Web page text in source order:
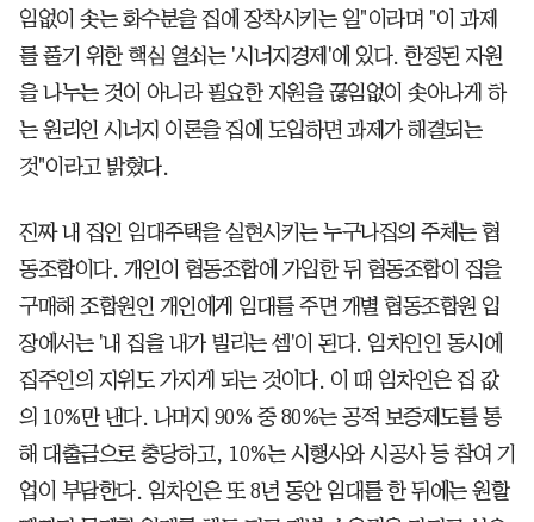
임없이 솟는 화수분을 집에 장착시키는 일"이라며 "이 과제
를 풀기 위한 핵심 열쇠는 '시너지경제'에 있다. 한정된 자원
을 나누는 것이 아니라 필요한 자원을 끊임없이 솟아나게 하
는 원리인 시너지 이론을 집에 도입하면 과제가 해결되는
것"이라고 밝혔다.
진짜 내 집인 임대주택을 실현시키는 누구나집의 주체는 협
동조합이다. 개인이 협동조합에 가입한 뒤 협동조합이 집을
구매해 조합원인 개인에게 임대를 주면 개별 협동조합원 입
장에서는 '내 집을 내가 빌리는 셈'이 된다. 임차인인 동시에
집주인의 지위도 가지게 되는 것이다. 이 때 임차인은 집 값
의 10%만 낸다. 나머지 90% 중 80%는 공적 보증제도를 통
해 대출금으로 충당하고, 10%는 시행사와 시공사 등 참여 기
업이 부담한다. 임차인은 또 8년 동안 임대를 한 뒤에는 원할